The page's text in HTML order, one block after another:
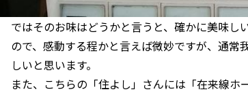
ではそのお味はどうかと言うと、確かに美味し
ので、感動する程かと言えば微妙ですが、通
しいと思います。
また、こちらの「住よし」さんには「在来線